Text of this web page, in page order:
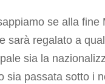
se alla fine
sarà regalato a
sia la
sia passata sotto i